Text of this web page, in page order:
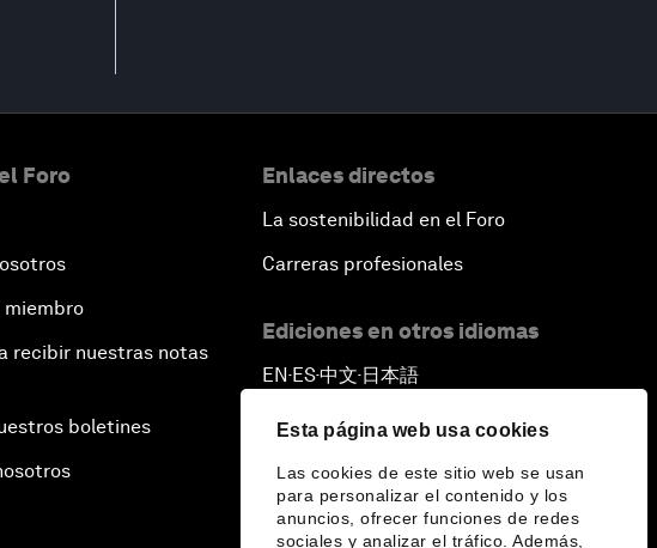
Esta página web usa cookies
Las cookies de este sitio web se usan
para personalizar el contenido y los
anuncios, ofrecer funciones de redes
sociales y analizar el tráfico. Además,
Foro
miembro
recibir nuestras notas
boletines
Enlaces directos
La sostenibilidad en el Foro
Carreras profesionales
Ediciones en otros idiomas
EN ▪ES▪中文▪ 日本語